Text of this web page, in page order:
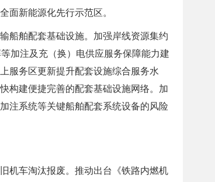
面新能源化先行示范区。
船舶配套基础设施。加强岸线资源集约
加注及充（换）电供应服务保障能力建
服务区更新提升配套设施综合服务水
构建便捷完善的配套基础设施网络。加
注系统等关键船舶配套系统设备的风险
机车淘汰报废。推动出台《铁路内燃机